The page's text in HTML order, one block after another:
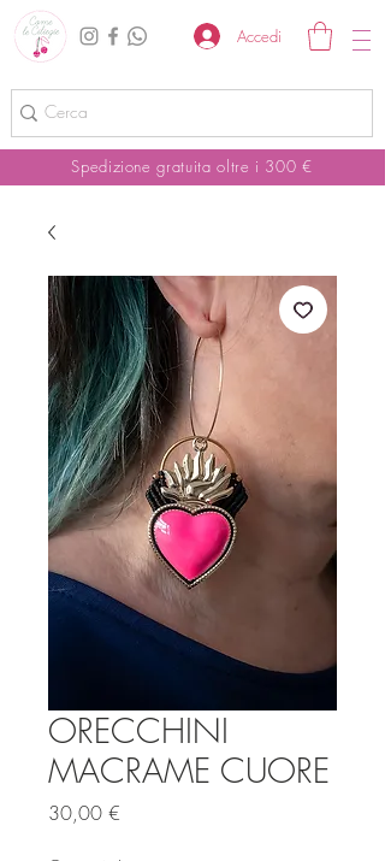
Accedi
Spedizione gratuita oltre i 300 €
ORECCHINI
MACRAME CUORE
30,00 €